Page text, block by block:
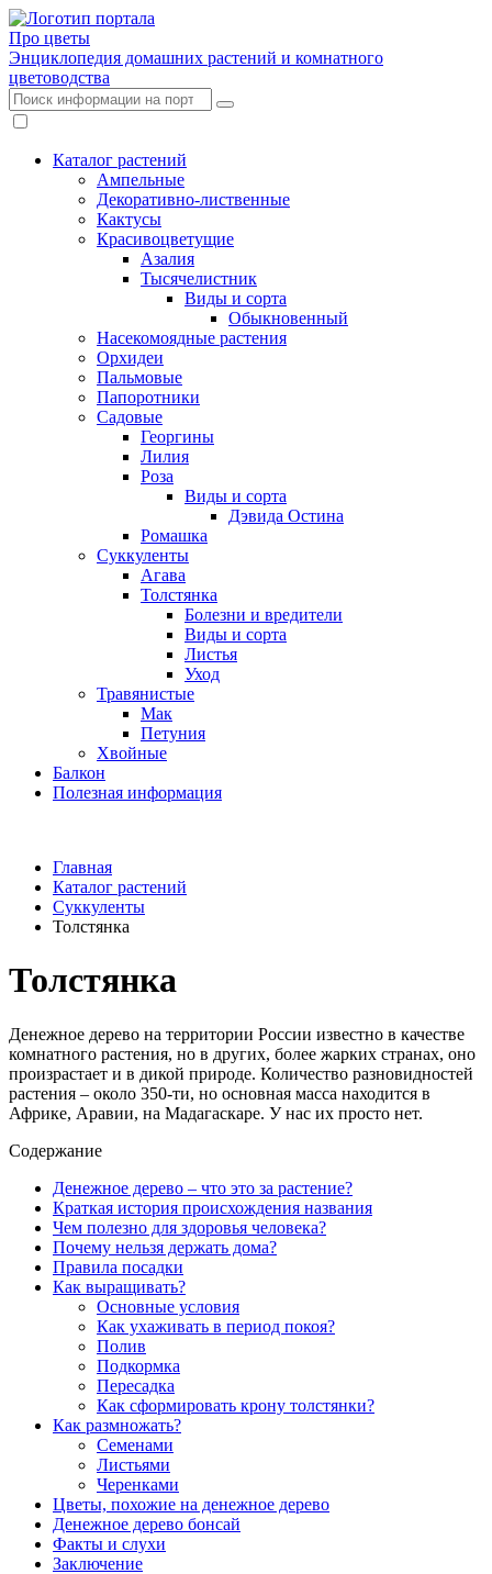
Про цветы
Энциклопедия домашних растений и комнатного
цветоводства
Каталог растений
Ампельные
Декоративно-лиственные
Кактусы
Красивоцветущие
Азалия
Тысячелистник
Виды и сорта
Обыкновенный
Насекомоядные растения
Орхидеи
Пальмовые
Папоротники
Садовые
Георгины
Лилия
Роза
Виды и сорта
Дэвида Остина
Ромашка
Суккуленты
Агава
Толстянка
Болезни и вредители
Виды и сорта
Листья
Уход
Травянистые
Мак
Петуния
Хвойные
Балкон
Полезная информация
Главная
Каталог растений
Суккуленты
Толстянка
Толстянка
Денежное дерево на территории России известно в качестве
комнатного растения, но в других, более жарких странах, оно
произрастает и в дикой природе. Количество разновидностей
растения – около 350-ти, но основная масса находится в
Африке, Аравии, на Мадагаскаре. У нас их просто нет.
Содержание
Денежное дерево – что это за растение?
Краткая история происхождения названия
Чем полезно для здоровья человека?
Почему нельзя держать дома?
Правила посадки
Как выращивать?
Основные условия
Как ухаживать в период покоя?
Полив
Подкормка
Пересадка
Как сформировать крону толстянки?
Как размножать?
Семенами
Листьями
Черенками
Цветы, похожие на денежное дерево
Денежное дерево бонсай
Факты и слухи
Заключение